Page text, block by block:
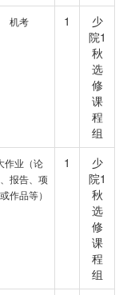
机考 1
少
院1
秋
选
修
课
程
组
作业（论
报告、项
作品等）
1
少
院1
秋
选
修
课
程
组